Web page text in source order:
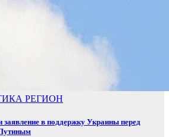
РЕГИОН
в поддержку Украины перед